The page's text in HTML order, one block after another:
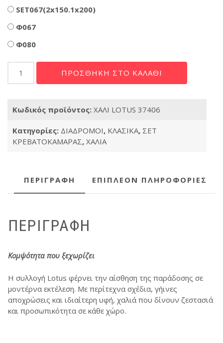
SET067(2x150.1x200)
Φ067
Φ080
LOTUS
ΠΡΟΣΘΉΚΗ ΣΤΟ ΚΑΛΆΘΙ
Κωδικός προϊόντος: ΧΑΛΙ LOTUS 37406
Κατηγορίες: ΔΙΑΔΡΟΜΟΙ, ΚΛΑΣΙΚΑ, ΣΕΤ
ΚΡΕΒΑΤΟΚΑΜΑΡΑΣ, ΧΑΛΙΑ
ΠΕΡΙΓΡΑΦΉ ΕΠΙΠΛΈΟΝ ΠΛΗΡΟΦΟΡΊΕΣ
ΠΕΡΙΓΡΑΦΉ
Κομψότητα που ξεχωρίζει
Η συλλογή Lotus φέρνει την αίσθηση της παράδοσης σε
μοντέρνα εκτέλεση. Με περίτεχνα σχέδια, γήινες
αποχρώσεις και ιδιαίτερη υφή, χαλιά που δίνουν ζεστασιά
και προσωπικότητα σε κάθε χώρο.